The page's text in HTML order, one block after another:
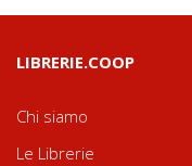
LIBRERIE.COOP
Chi siamo
Le Librerie